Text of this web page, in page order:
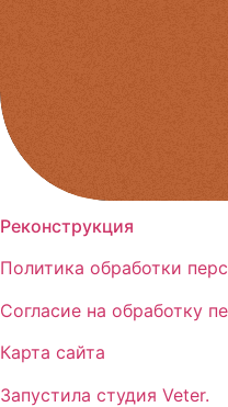
Реконструкция
Политика обработки
Согласие на обработку
Карта сайта
Запустила студия Veter.